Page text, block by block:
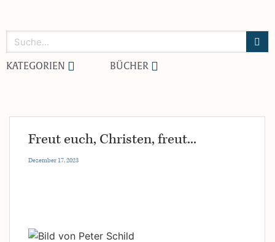
KATEGORIEN BÜCHER
Freut euch, Christen, freut...
Dezember 17, 2023